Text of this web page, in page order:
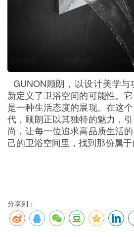
GUNON顾朗，以设计美学
新定义了卫浴空间的可能性。
是一种生活态度的展现。在这
代，顾朗正以其独特的魅力，
尚，让每一位追求高品质生活
己的卫浴空间里 ， 找到那份属于
分享到：